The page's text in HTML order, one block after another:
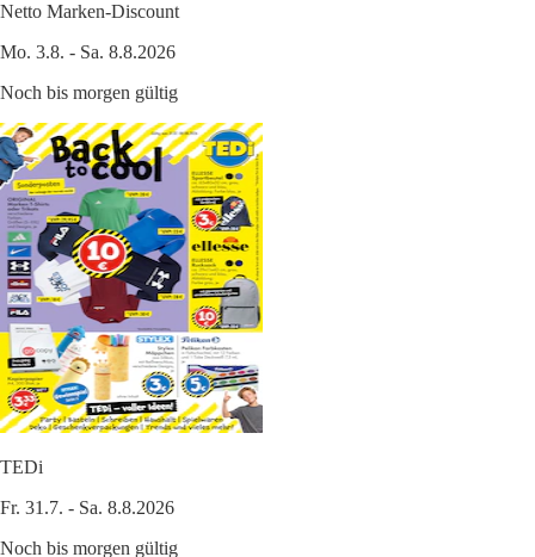
Netto Marken-Discount
Mo. 3.8. - Sa. 8.8.2026
Noch bis morgen gültig
TEDi
Fr. 31.7. - Sa. 8.8.2026
Noch bis morgen gültig